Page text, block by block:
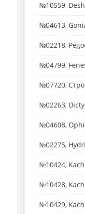
№10559,
№04613,
№02218,
№04799,
№07720,
№02263,
№04608,
№02275,
№10424,
№10428,
№10429,